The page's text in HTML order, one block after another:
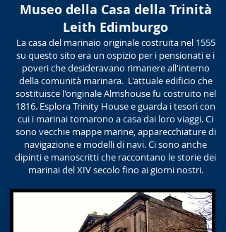
Museo della Casa della Trinità
Leith Edimburgo
La casa del marinaio originale costruita nel 1555
su questo sito era un ospizio per i pensionati e i
poveri che desideravano rimanere all'interno
della comunità marinara. L'attuale edificio che
sostituisce l'originale Almshouse fu costruito nel
1816. Esplora Trinity House e guarda i tesori con
cui i marinai tornarono a casa dai loro viaggi. Ci
sono vecchie mappe marine, apparecchiature di
navigazione e modelli di navi. Ci sono anche
dipinti e manoscritti che raccontano le storie dei
marinai del XIV secolo fino ai giorni nostri.